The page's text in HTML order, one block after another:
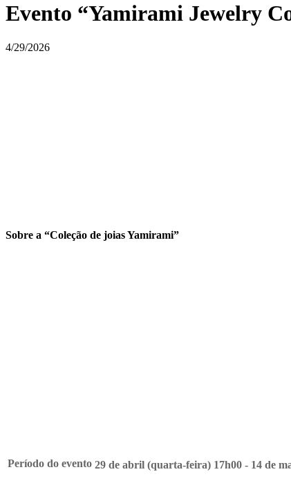
Evento “Yamirami Jewelry
4/29/2026
Sobre a “Coleção de joias Yamirami”
Período do evento 29 de abril (quarta-feira) 17h00 - 14 de